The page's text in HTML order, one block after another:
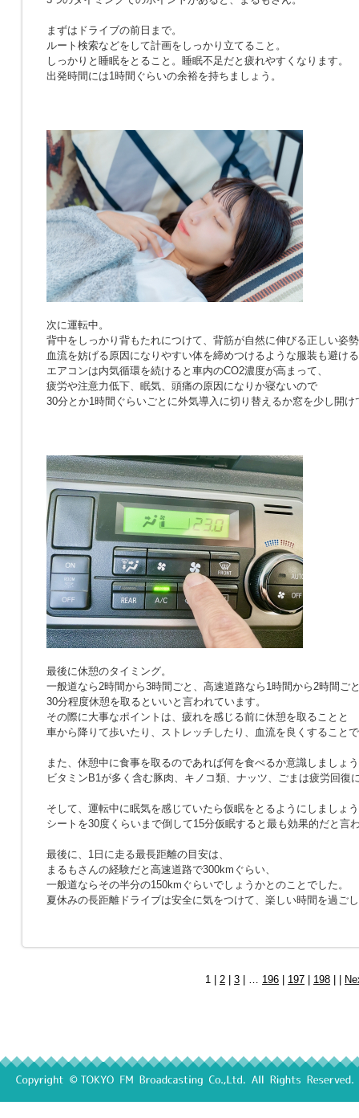
まずはドライブの前日まで。
ルート検索などをして計画をしっかり立てること。
しっかりと睡眠をとること。睡眠不足だと疲れやすくなります。
出発時間には1時間ぐらいの余裕を持ちましょう。
次に運転中。
背中をしっかり背もたれにつけて、背筋が自然に伸びる正しい姿
血流を妨げる原因になりやすい体を締めつけるような服装も避け
エアコンは内気循環を続けると車内のCO2濃度が高まって、
疲労や注意力低下、眠気、頭痛の原因になりか寝ないので
30分とか1時間ぐらいごとに外気導入に切り替えるか窓を少し開け
最後に休憩のタイミング。
一般道なら2時間から3時間ごと、高速道路なら1時間から2時間ご
30分程度休憩を取るといいと言われています。
その際に大事なポイントは、疲れを感じる前に休憩を取ることと
車から降りて歩いたり、ストレッチしたり、血流を良くすること
また、休憩中に食事を取るのであれば何を食べるか意識しましょ
ビタミンB1が多く含む豚肉、キノコ類、ナッツ、ごまは疲労回復
そして、運転中に眠気を感じていたら仮眠をとるようにしましょ
シートを30度くらいまで倒して15分仮眠すると最も効果的だと言
最後に、1日に走る最長距離の目安は、
まるもさんの経験だと高速道路で300kmぐらい、
一般道ならその半分の150kmぐらいでしょうかとのことでした。
夏休みの長距離ドライブは安全に気をつけて、楽しい時間を過ご
1 | 2 3 | … 196 197 198